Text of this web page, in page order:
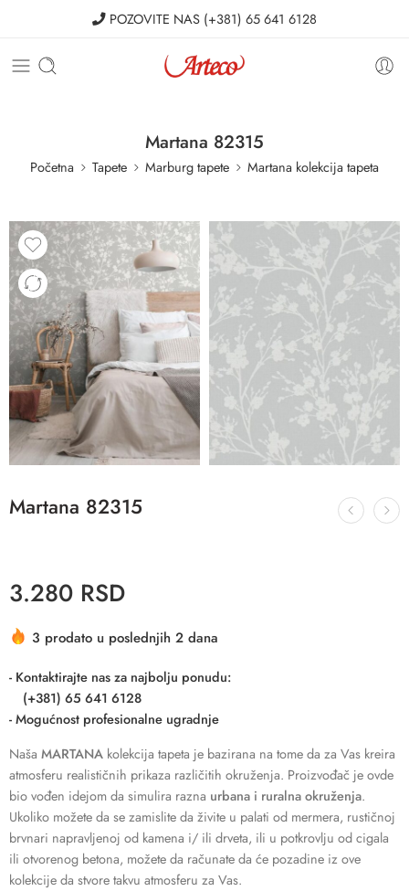
POZOVITE NAS (+381) 65 641 6128
Martana 82315
Početna Tapete Marburg tapete Martana kolekcija tapeta
Martana 82315
3.280 RSD
3 prodato u poslednjih 2 dana
- Kontaktirajte nas za najbolju ponudu:
(+381) 65 641 6128
- Mogućnost profesionalne ugradnje
Naša MARTANA kolekcija tapeta je bazirana na tome da za Vas kreira
atmosferu realističnih prikaza različitih okruženja. Proizvođač je ovde
bio vođen idejom da simulira razna urbana i ruralna okruženja.
Ukoliko možete da se zamislite da živite u palati od mermera, rustičnoj
brvnari napravljenoj od kamena i/ ili drveta, ili u potkrovlju od cigala
ili otvorenog betona, možete da računate da će pozadine iz ove
kolekcije da stvore takvu atmosferu za Vas.